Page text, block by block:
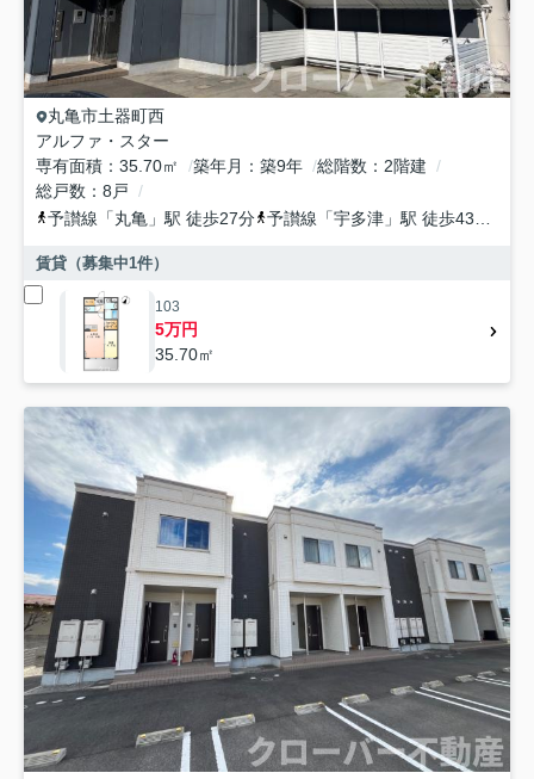
丸亀市土器町西
アルファ・スター
専有面積
35.70㎡ 築年月 築9年 総階数
2階建
総戸数
8戸
予讃線 「丸亀 」駅 徒歩27分 予讃線 「宇多津 」駅 徒歩43分
賃貸（募集中1件）
103
5万円
35.70㎡